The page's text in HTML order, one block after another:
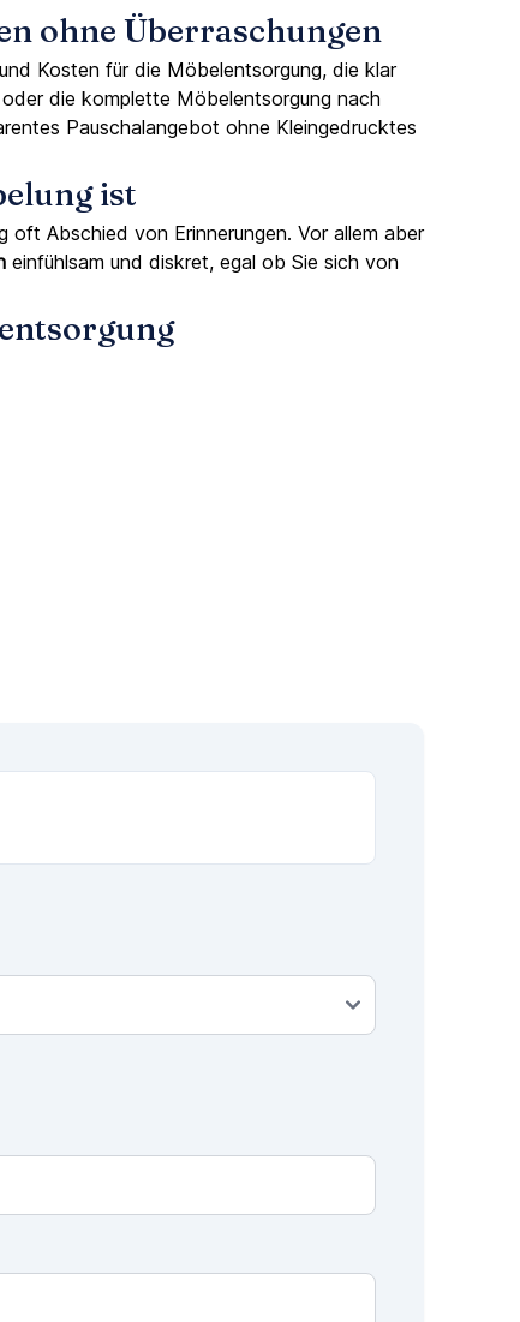
ohne Überraschungen
Kosten für die Möbelentsorgung, die klar
die komplette Möbelentsorgung nach
Pauschalangebot ohne Kleingedrucktes
ist
oft Abschied von Erinnerungen. Vor allem aber
einfühlsam und diskret, egal ob Sie sich von